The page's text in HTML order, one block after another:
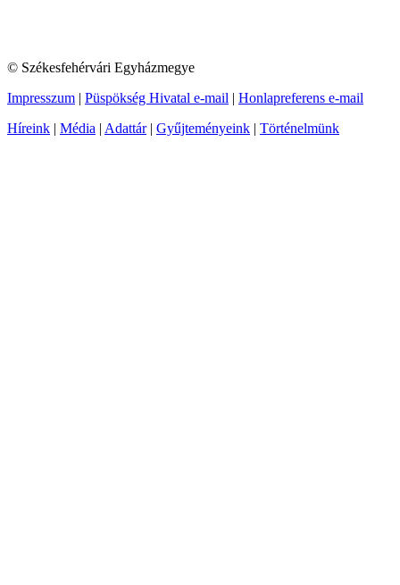
© Székesfehérvári Egyházmegye
Impresszum | Püspökség Hivatal e-mail | Honlapreferens e-mail
Híreink | Média | Adattár| Gyűjteményeink | Történelmünk